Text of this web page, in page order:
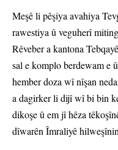
Meşê li pêşiya avahiya
rawestiya û veguherî
Rêveber a kantona
sal e komplo berdewam e
hember doza wî nîşan
a dagirker li dijî wî bi bin
dikoşe û em jî hêza
dîwarên Îmraliyê